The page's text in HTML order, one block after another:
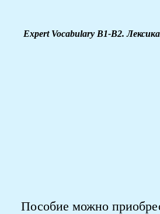
Expert Vocabulary B1-B2.
Пособие можно